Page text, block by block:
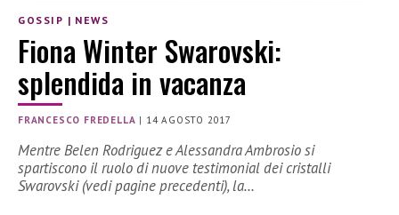
GOSSIP | NEWS
Fiona Winter Swarovski:
splendida in vacanza
FRANCESCO FREDELLA | 14 AGOSTO 2017
Mentre Belen Rodriguez e Alessandra Ambrosio si
spartiscono il ruolo di nuove testimonial dei cristalli
Swarovski (vedi pagine precedenti), la…